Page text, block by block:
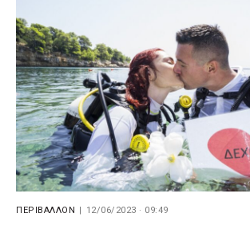
ΠΕΡΙΒΑΛΛΟΝ 12/06/2023 · 09:49